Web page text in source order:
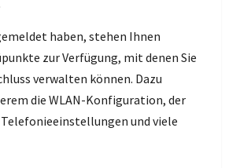
haben, stehen Ihnen
zur Verfügung, mit denen Sie
verwalten können. Dazu
die WLAN-Konfiguration, der
und viele